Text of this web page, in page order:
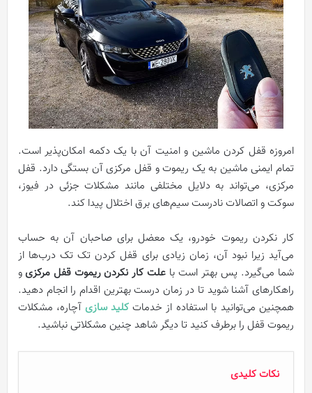
امروزه قفل کردن ماشین و امنیت آن با یک دکمه امکان‌پذیر است.
تمام ایمنی ماشین به یک ریموت و قفل مرکزی آن بستگی دارد. قفل
مرکزی، می‌تواند به دلایل مختلفی مانند مشکلات جزئی در فیوز،
سوکت و اتصالات نادرست سیم‌های برق اختلال پیدا کند.
کار نکردن ریموت خودرو، یک معضل برای صاحبان آن به حساب
می‌آید زیرا نبود آن، زمان زیادی برای قفل کردن تک تک درب‌ها از
شما می‌گیرد. پس بهتر است با علت کار نکردن ریموت قفل مرکزیو
راهکارهای آشنا شوید تا در زمان درست بهترین اقدام را انجام دهید.
همچنین می‌توانید با استفاده از خدمات کلید سازی آچاره، مشکلات
ریموت قفل را برطرف کنید تا دیگر شاهد چنین مشکلاتی نباشید.
نکات کلیدی